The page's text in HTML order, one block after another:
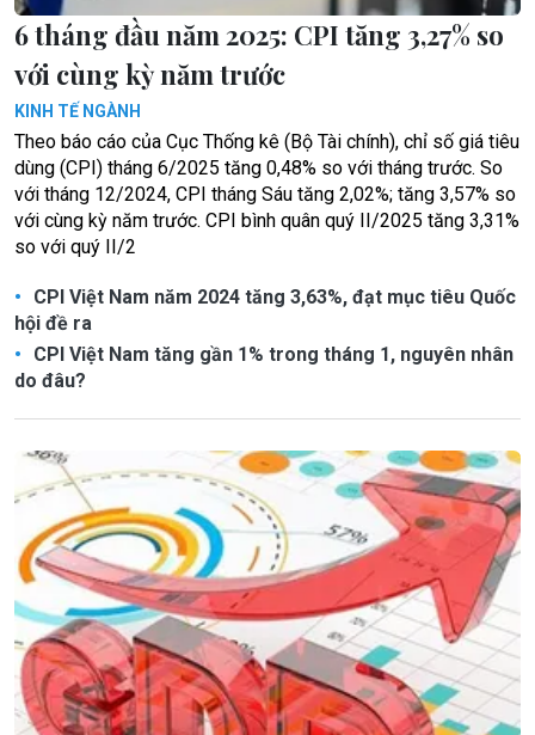
6 tháng đầu năm 2025: CPI tăng 3,27% so
với cùng kỳ năm trước
KINH TẾ NGÀNH
Theo báo cáo của Cục Thống kê (Bộ Tài chính), chỉ số giá tiêu
dùng (CPI) tháng 6/2025 tăng 0,48% so với tháng trước. So
với tháng 12/2024, CPI tháng Sáu tăng 2,02%; tăng 3,57% so
với cùng kỳ năm trước. CPI bình quân quý II/2025 tăng 3,31%
so với quý II/2
CPI Việt Nam năm 2024 tăng 3,63%, đạt mục tiêu Quốc
hội đề ra
CPI Việt Nam tăng gần 1% trong tháng 1, nguyên nhân
do đâu?